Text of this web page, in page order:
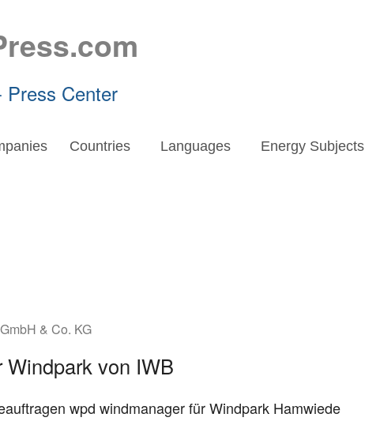
Press Center
Countries Languages Energy Subjects
& Co. KG
von IWB
wpd windmanager für Windpark Hamwiede